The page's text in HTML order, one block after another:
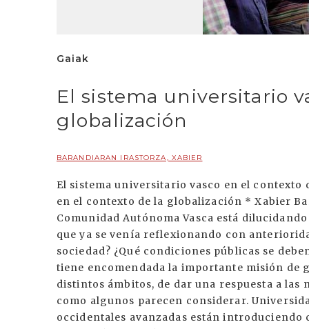
Gaiak
El sistema universitario
globalización
BARANDIARAN IRASTORZA, XABIER
El sistema universitario vasco en el contexto de la globalización El sistema universitario vasco en el contexto de la globalización * Xabier Barandiaran Irastorza Durante los últimos meses, la Comunidad Autónoma Vasca está dilucidando en torno a la Ley de Universidades, tema sobre el que ya se venía reflexionando con anterioridad. ¿Qué tipo de universidad necesita nuestra sociedad? ¿Qué condiciones públicas se deben establecer para su desarrollo? La universidad tiene encomendada la importante misión de generar y socializar conocimiento avanzado en distintos ámbitos, de dar una respuesta a las necesidades que plantea la sociedad, y no al revés, como algunos parecen considerar. Universidad de Deusto. Campus de Bilbao. Las sociedades occidentales avanzadas están introduciendo cambios sociales a una enorme velocidad. Nuestras economías se están adentrando en una cada vez más profunda globalización. Las tecnologías de la comunicación y de la información han traído consigo una mayor desnacionalización y desmaterialización del sistema económico. En la sociedad del conocimiento el valor añadido reside fundamentalmente en el conocimiento. La posibilidad de competir en el panorama internacional la detentan los actores, países y distritos capaces de producir y gestionar conocimiento. Se trata de una realidad que obliga a las empresas y a los trabajadores a introducir importantes cambios. Ahora que el nuevo campo de juego empieza a extenderse al ámbito internacional, los actores económicos, en el caso de querer seguir manteniendo su nivel de competitividad, no tendrán otro remedio que diseñar estructuras altamente flexibles y aceptar el cambio cultural. El carácter del trabajo se va modificando y las condiciones laborales flexibilizando, porque así lo exigen los cambios que afectan a las particularidades sociales en términos de tiempo y espacio. El escenario económico ofrece muy poca estabilidad. La globalización no sólo afecta a la realidad económica. También incide directay profundamente en la cultura de nuestra sociedad. Nuestro entorno se presenta cada vez más secularizado y plural en lo que respecta a pertenecer, sentirse y actuar conforme a parámetros individuales o colectivos. Muchos países están tratando de combinar el acuerdo básico social con la inevitable pluralidad. La globalización ubica la construcción social de la realidad cultural dentro del nuevo concepto del espacio y del tiempo. Tenemos ante nosotros dos procesos contrapuestos: por una parte la pluralidad, y por otra la homogeneidad que imponen los actores que más poder ostentan en el sistema económico. En este escenario no hay lugar para los caracteres exclusivos, excluyentes e insostenibles: para poder conservar lo propio, hay que integrarse con los demás. En buena parte, la globalización económica ha sido la causante de haber sumido en crisis el concepto del Estado nación. El cambio en las estructuras de la sociedad ha convertido la reforma de la estructura política en una urgente necesidad y en un problema. Algunas de las competencias que ostenta el Estado del bienestar podrían ser transferidas a otro tipo de estructuras, mientras que otras empiezan a quedarse en manos de actores privados no políticos presentes en el mercado. Esta situación de incesantes cambios y escasa estabilidad ha provocado que la "crisis" se haya institucionalizado. No se puede olvidar tampoco que este modelo de desarrollo está aumentando las diferencias entre los países ricos y pobres. Universidad de Deusto. Campus de Donostia. Las universidades vascas deben amoldarse a este nuevo contexto. Y es que la universidad actual, sea pública o privada, ofrece una imagen muy distante con respecto a la realidad social. Nuestro sistema universitario depende de la estructura política estatal y de sus condiciones normativas. Este sistema se ha caracterizado por su excesiva burocracia y poca flexibilidad. Por otra parte, desde el punto de vista organizativo, es inevitable diferenciar la universidad públicay la privada. La universidad privada se financia fundamentalmente gracias a las matrículas de los alumnos, apenas cuenta con medios para destinar a la investigación, y el descenso de alumnos les obliga a buscar nuevas fuentes de financiación. Todo ello debería obligarles a desplegarse a nuevos ámbitos en investigación y formación. En términos generales, la universidad no esta internacionalizada, sus procesos formativos están limitados a unos períodos concretos, carece de tradición en gestión empresarial, y cuenta con enormes y sólidas estructuras difíciles de mover. El valor añadido de la universidad privada ha estado en la docencia y, al menos por el momento, en su disciplina y